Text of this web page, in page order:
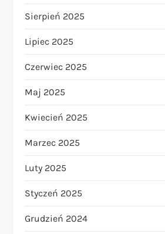
Sierpień 2025
Lipiec 2025
Czerwiec 2025
Maj 2025
Kwiecień 2025
Marzec 2025
Luty 2025
Styczeń 2025
Grudzień 2024